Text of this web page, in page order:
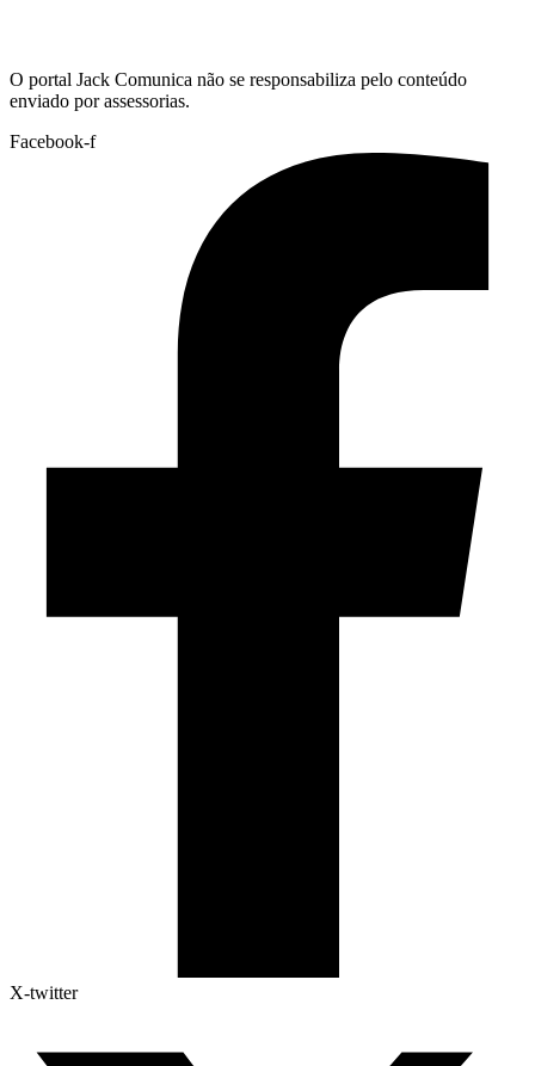
O portal Jack Comunica não se responsabiliza pelo conteúdo
enviado por assessorias.
Facebook-f
X-twitter